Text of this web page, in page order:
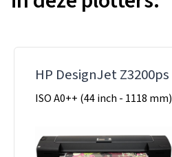
HP DesignJet Z3200ps
ISO A0++ (44 inch - 1118 mm)